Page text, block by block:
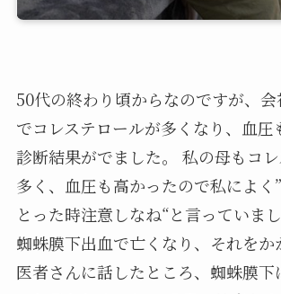
50代の終わり頃からなのですが、
でコレステロールが多くなり、血圧
診断結果がでました。 私の母もコ
多く、血圧も高かったので私によく
とった時注意しなね“と言っていま
蜘蛛膜下出血で亡くなり、それをか
医者さんに話したところ、蜘蛛膜下